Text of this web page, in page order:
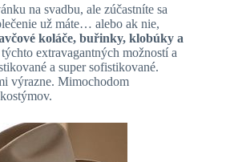
na svadbu, ale zúčastníte sa
už máte… alebo ak nie,
koláče, buřinky, klobúky a
extravagantných možností a
a super sofistikované.
výrazne. Mimochodom